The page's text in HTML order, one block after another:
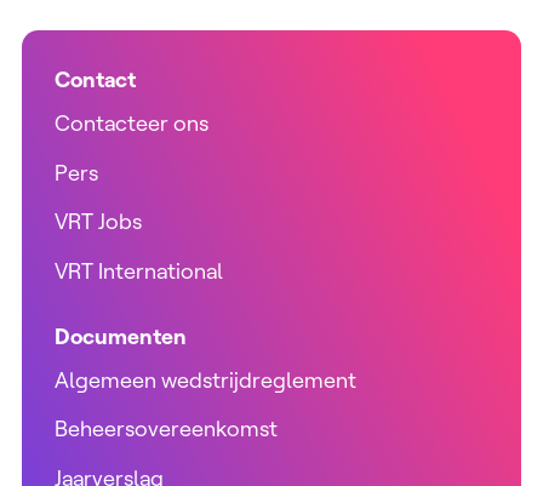
Contact
Contacteer ons
Pers
VRT Jobs
VRT International
Documenten
Algemeen wedstrijdreglement
Beheersovereenkomst
Jaarverslag